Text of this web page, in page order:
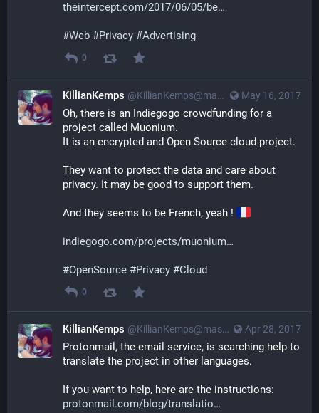
theintercept.com/2017/06/05/be
#Web #Privacy #Advertising
0
May 16, 2017
KillianKemps @KillianKemps@mastodon.qowala.org
Oh, there is an Indiegogo crowdfunding for a
project called Muonium.
It is an encrypted and Open Source cloud project.
They want to protect the data and care about
privacy. It may be good to support them.
And they seems to be French, yeah !
indiegogo.com/projects/muonium
#OpenSource #Privacy #Cloud
0
Apr 28, 2017
KillianKemps @KillianKemps@mastodon.qowala.org
Protonmail, the email service, is searching help to
translate the project in other languages.
If you want to help, here are the instructions:
protonmail.com/blog/translatio